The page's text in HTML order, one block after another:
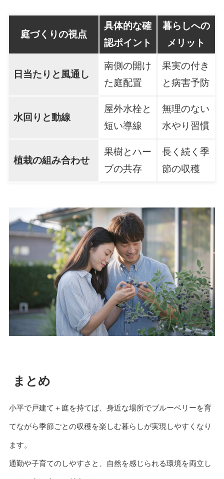
庭づくりの視点
具体的な確
認ポイント
暮らしへの
メリット
日当たりと風通し
南側の開け
た庭配置
果実の付き
と病害予防
水回りと動線
屋外水栓と
短い導線
無理のない
水やり習慣
植栽の組み合わせ
果樹とハー
ブの共存
長く続く季
節の収穫
まとめ
小平で戸建て＋庭を持てば、身近な場所でブルーベリーを育
てながら季節ごとの収穫を楽しむ暮らしが実現しやすくなり
ます。
通勤や子育てのしやすさと、自然を感じられる環境を両立し